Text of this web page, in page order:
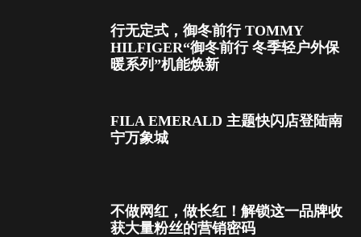
行无定式，御冬前行 TOMMY
HILFIGER“御冬前行 冬季轻户外保
暖系列”机能焕新
FILA EMERALD 主题快闪店登陆南
宁万象城
不做网红，做长红！解锁这一品牌收
获大量粉丝的营销密码